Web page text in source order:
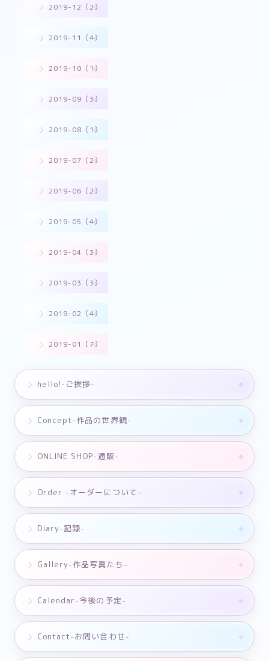
2019-12（2）
2019-11（4）
2019-10（1）
2019-09（3）
2019-08（1）
2019-07（2）
2019-06（2）
2019-05（4）
2019-04（3）
2019-03（3）
2019-02（4）
2019-01（7）
hello!-ご挨拶-
Concept-作品の世界観-
ONLINE SHOP-通販-
Order -オーダーについて-
Diary-記録-
Gallery-作品写真たち-
Calendar-今後の予定-
Contact-お問い合わせ-